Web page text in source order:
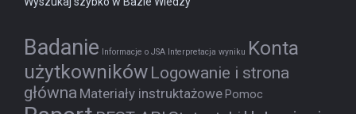
Badanie Informacje o JSA Interpretacja wyniku Konta
użytkowników Logowanie i strona
główna Materiały instruktażowe Pomoc